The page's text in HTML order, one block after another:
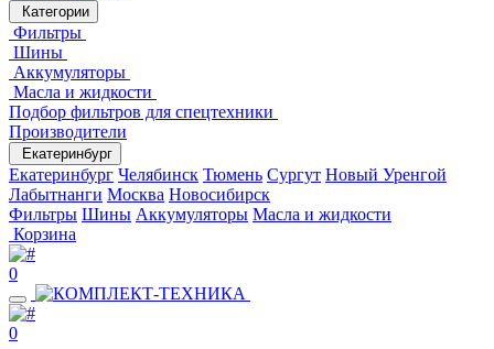
Категории
Фильтры
Шины
Аккумуляторы
Масла и жидкости
Подбор фильтров для спецтехники
Производители
Екатеринбург
Екатеринбург Челябинск Тюмень Сургут Новый Уренгой
Лабытнанги Москва Новосибирск
Фильтры Шины Аккумуляторы Масла и жидкости
Корзина
0
0